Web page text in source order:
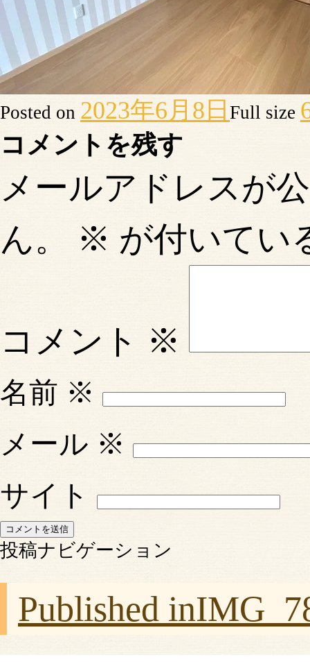
Posted on 2023年6月8日 Full size
コメントを残す
メールアドレスが
ん。
※ が付いてい
コメント ※
名前 ※
メール ※
サイト
投稿ナビゲーション
Published in